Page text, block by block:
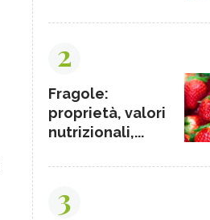
2
Fragole:
proprietà, valori
nutrizionali,...
3